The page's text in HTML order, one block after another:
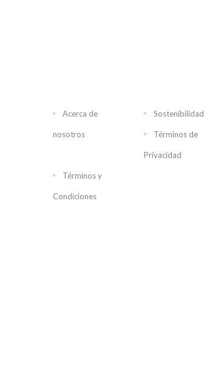
Acerca de
nosotros
Sostenibilidad
Términos de
Privacidad
Términos y
Condiciones